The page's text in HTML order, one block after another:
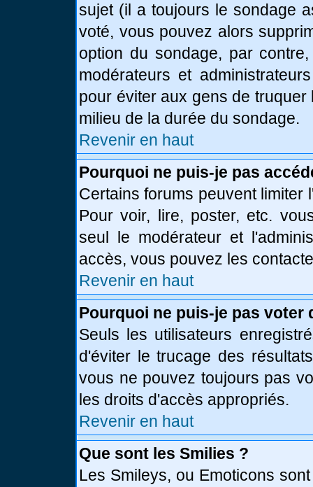
sujet (il a toujours le sondage
voté, vous pouvez alors
option du sondage, par
modérateurs et
pour éviter aux gens de
milieu de la durée du sondage.
Revenir en haut
Pourquoi ne puis-je pas
Certains forums peuvent
Pour voir, lire, poster, etc.
seul le modérateur et
accès, vous pouvez les
Revenir en haut
Pourquoi ne puis-je pas voter
Seuls les utilisateurs
d'éviter le trucage des
vous ne pouvez toujours pas
les droits d'accès appropriés.
Revenir en haut
Que sont les Smilies ?
Les Smileys, ou Emoticons